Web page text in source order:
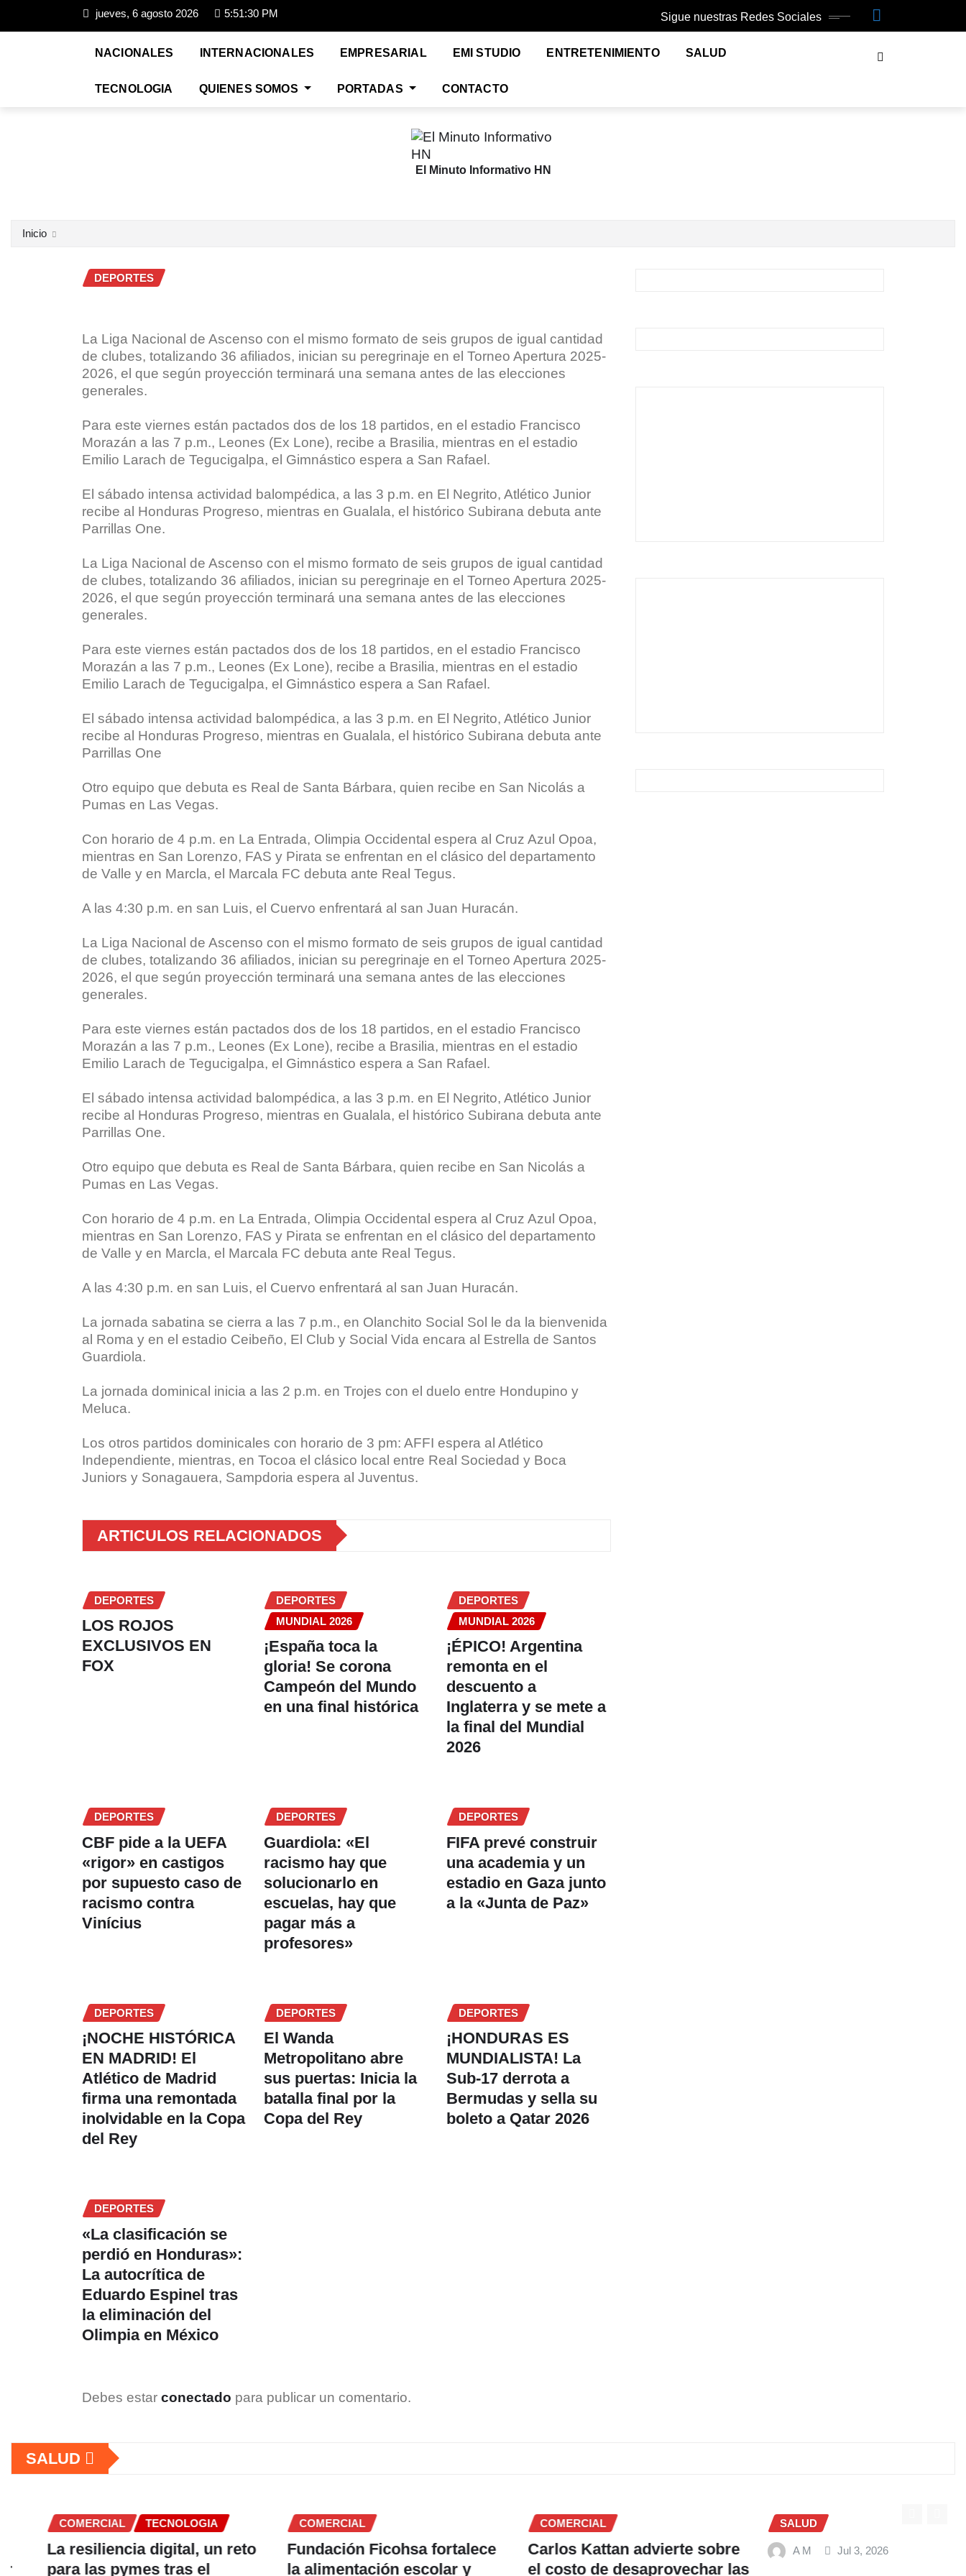
jueves, 6 agosto 2026 5:51:31 PM Sigue nuestras Redes Sociales
NACIONALES INTERNACIONALES EMPRESARIAL EMI STUDIO ENTRETENIMIENTO SALUD
TECNOLOGIA QUIENES SOMOS PORTADAS CONTACTO
El Minuto Informativo HN
Inicio
DEPORTES
La Liga Nacional de Ascenso con el mismo formato de seis grupos de igual cantidad
de clubes, totalizando 36 afiliados, inician su peregrinaje en el Torneo Apertura 2025-
2026, el que según proyección terminará una semana antes de las elecciones
generales.
Para este viernes están pactados dos de los 18 partidos, en el estadio Francisco
Morazán a las 7 p.m., Leones (Ex Lone), recibe a Brasilia, mientras en el estadio
Emilio Larach de Tegucigalpa, el Gimnástico espera a San Rafael.
El sábado intensa actividad balompédica, a las 3 p.m. en El Negrito, Atlético Junior
recibe al Honduras Progreso, mientras en Gualala, el histórico Subirana debuta ante
Parrillas One.
La Liga Nacional de Ascenso con el mismo formato de seis grupos de igual cantidad
de clubes, totalizando 36 afiliados, inician su peregrinaje en el Torneo Apertura 2025-
2026, el que según proyección terminará una semana antes de las elecciones
generales.
Para este viernes están pactados dos de los 18 partidos, en el estadio Francisco
Morazán a las 7 p.m., Leones (Ex Lone), recibe a Brasilia, mientras en el estadio
Emilio Larach de Tegucigalpa, el Gimnástico espera a San Rafael.
El sábado intensa actividad balompédica, a las 3 p.m. en El Negrito, Atlético Junior
recibe al Honduras Progreso, mientras en Gualala, el histórico Subirana debuta ante
Parrillas One
Otro equipo que debuta es Real de Santa Bárbara, quien recibe en San Nicolás a
Pumas en Las Vegas.
Con horario de 4 p.m. en La Entrada, Olimpia Occidental espera al Cruz Azul Opoa,
mientras en San Lorenzo, FAS y Pirata se enfrentan en el clásico del departamento
de Valle y en Marcla, el Marcala FC debuta ante Real Tegus.
A las 4:30 p.m. en san Luis, el Cuervo enfrentará al san Juan Huracán.
La Liga Nacional de Ascenso con el mismo formato de seis grupos de igual cantidad
de clubes, totalizando 36 afiliados, inician su peregrinaje en el Torneo Apertura 2025-
2026, el que según proyección terminará una semana antes de las elecciones
generales.
Para este viernes están pactados dos de los 18 partidos, en el estadio Francisco
Morazán a las 7 p.m., Leones (Ex Lone), recibe a Brasilia, mientras en el estadio
Emilio Larach de Tegucigalpa, el Gimnástico espera a San Rafael.
El sábado intensa actividad balompédica, a las 3 p.m. en El Negrito, Atlético Junior
recibe al Honduras Progreso, mientras en Gualala, el histórico Subirana debuta ante
Parrillas One.
Otro equipo que debuta es Real de Santa Bárbara, quien recibe en San Nicolás a
Pumas en Las Vegas.
Con horario de 4 p.m. en La Entrada, Olimpia Occidental espera al Cruz Azul Opoa,
mientras en San Lorenzo, FAS y Pirata se enfrentan en el clásico del departamento
de Valle y en Marcla, el Marcala FC debuta ante Real Tegus.
A las 4:30 p.m. en san Luis, el Cuervo enfrentará al san Juan Huracán.
La jornada sabatina se cierra a las 7 p.m., en Olanchito Social Sol le da la bienvenida
al Roma y en el estadio Ceibeño, El Club y Social Vida encara al Estrella de Santos
Guardiola.
La jornada dominical inicia a las 2 p.m. en Trojes con el duelo entre Hondupino y
Meluca.
Los otros partidos dominicales con horario de 3 pm: AFFI espera al Atlético
Independiente, mientras, en Tocoa el clásico local entre Real Sociedad y Boca
Juniors y Sonagauera, Sampdoria espera al Juventus.
ARTICULOS RELACIONADOS
DEPORTES
LOS ROJOS
EXCLUSIVOS EN
FOX
DEPORTES
MUNDIAL 2026
¡España toca la
gloria! Se corona
Campeón del Mundo
en una final histórica
DEPORTES
MUNDIAL 2026
¡ÉPICO! Argentina
remonta en el
descuento a
Inglaterra y se mete a
la final del Mundial
2026
DEPORTES
CBF pide a la UEFA
«rigor» en castigos
por supuesto caso de
racismo contra
Vinícius
DEPORTES
Guardiola: «El
racismo hay que
solucionarlo en
escuelas, hay que
pagar más a
profesores»
DEPORTES
FIFA prevé construir
una academia y un
estadio en Gaza junto
a la «Junta de Paz»
DEPORTES
¡NOCHE HISTÓRICA
EN MADRID! El
Atlético de Madrid
firma una remontada
inolvidable en la Copa
del Rey
DEPORTES
El Wanda
Metropolitano abre
sus puertas: Inicia la
batalla final por la
Copa del Rey
DEPORTES
¡HONDURAS ES
MUNDIALISTA! La
Sub-17 derrota a
Bermudas y sella su
boleto a Qatar 2026
DEPORTES
«La clasificación se
perdió en Honduras»:
La autocrítica de
Eduardo Espinel tras
la eliminación del
Olimpia en México
Debes estar conectado para publicar un comentario.
SALUD
COMERCIAL TECNOLOGIA
La resiliencia digital, un reto
para las pymes tras el
COMERCIAL
Fundación Ficohsa fortalece
la alimentación escolar y
COMERCIAL
Carlos Kattan advierte sobre
el costo de desaprovechar las
SALUD
A M Jul 3, 2026